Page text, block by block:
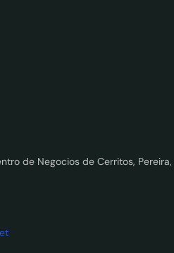
de Negocios de Cerritos, Pereira,